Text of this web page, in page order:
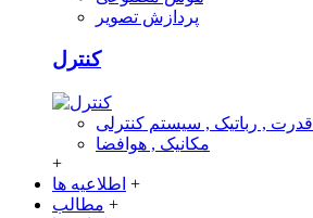
پردازش تصویر
کنترل
قدرت , رباتیک , سیستم کنترلی
مکانیک , هوافضا
+
اطلاعیه ها +
مطالب +